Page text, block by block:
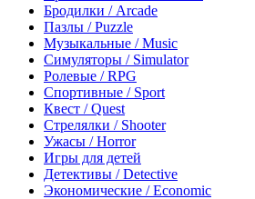
Бродилки / Arcade
Пазлы / Puzzle
Музыкальные / Music
Симуляторы / Simulator
Ролевые / RPG
Спортивные / Sport
Квест / Quest
Стрелялки / Shooter
Ужасы / Horror
Игры для детей
Детективы / Detective
Экономические / Economic